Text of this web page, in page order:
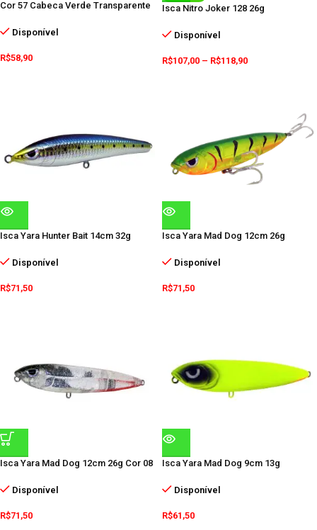
Cor 57 Cabeca Verde Transparente
Disponível
R$58,90
Isca Nitro Joker 128 26g
Disponível
R$107,00 – R$118,90
Isca Yara Hunter Bait 14cm 32g
Disponível
R$71,50
Isca Yara Mad Dog 12cm 26g
Disponível
R$71,50
Isca Yara Mad Dog 12cm 26g Cor 08
Disponível
R$71,50
Isca Yara Mad Dog 9cm 13g
Disponível
R$61,50